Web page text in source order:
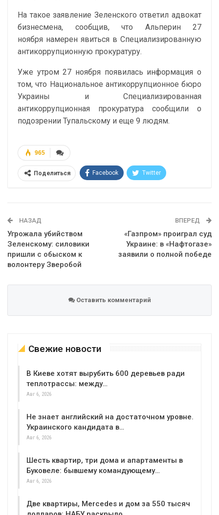
На такое заявление Зеленского ответил адвокат
бизнесмена, сообщив, что Альперин 27
ноября намерен явиться в Специализированную
антикоррупционную прокуратуру.
Уже утром 27 ноября появилась информация о
том, что Национальное антикоррупционное бюро
Украины и Специализированная
антикоррупционная прокуратура сообщили о
подозрении Тупальскому и еще 9 людям.
965
Поделиться Facebook Twitter
НАЗАД
Угрожала убийством
Зеленскому: силовики
пришли с обыском к
волонтеру Зверобой
ВПЕРЕД
«Газпром» проиграл суд
Украине: в «Нафтогазе»
заявили о полной победе
Оставить комментарий
Свежие новости
В Киеве хотят вырубить 600 деревьев ради
теплотрассы: между…
Авг 6, 2026
Не знает английский на достаточном уровне.
Украинского кандидата в…
Авг 6, 2026
Шесть квартир, три дома и апартаменты в
Буковеле: бывшему командующему…
Авг 6, 2026
Две квартиры, Mercedes и дом за 550 тысяч